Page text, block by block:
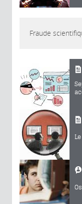
Fraude